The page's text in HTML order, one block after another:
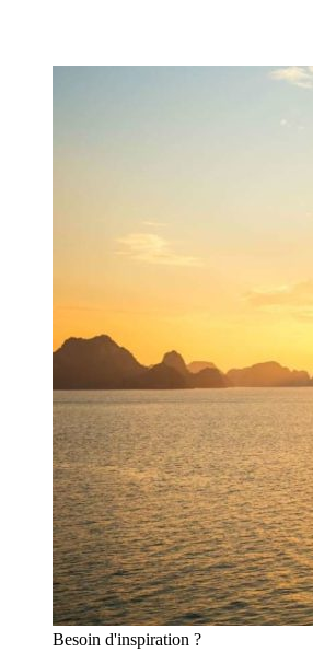
Besoin d'inspiration ?